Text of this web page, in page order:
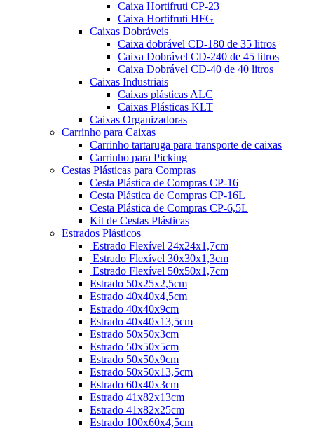
Caixa Hortifruti CP-23
Caixa Hortifruti HFG
Caixas Dobráveis
Caixa dobrável CD-180 de 35 litros
Caixa Dobrável CD-240 de 45 litros
Caixa Dobrável CD-40 de 40 litros
Caixas Industriais
Caixas plásticas ALC
Caixas Plásticas KLT
Caixas Organizadoras
Carrinho para Caixas
Carrinho tartaruga para transporte de caixas
Carrinho para Picking
Cestas Plásticas para Compras
Cesta Plástica de Compras CP-16
Cesta Plástica de Compras CP-16L
Cesta Plástica de Compras CP-6,5L
Kit de Cestas Plásticas
Estrados Plásticos
Estrado Flexível 24x24x1,7cm
Estrado Flexível 30x30x1,3cm
Estrado Flexível 50x50x1,7cm
Estrado 50x25x2,5cm
Estrado 40x40x4,5cm
Estrado 40x40x9cm
Estrado 40x40x13,5cm
Estrado 50x50x3cm
Estrado 50x50x5cm
Estrado 50x50x9cm
Estrado 50x50x13,5cm
Estrado 60x40x3cm
Estrado 41x82x13cm
Estrado 41x82x25cm
Estrado 100x60x4,5cm